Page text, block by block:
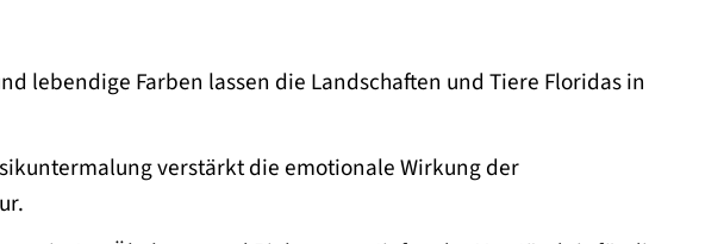
lebendige Farben lassen die Landschaften und Tiere Floridas in
verstärkt die emotionale Wirkung der